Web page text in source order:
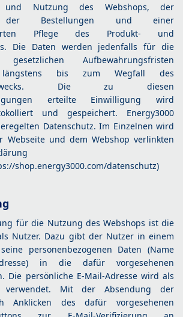
und Nutzung des Webshops, der
der Bestellungen und einer
Pflege des Produkt- und
Die Daten werden jedenfalls für die
Aufbewahrungsfristen
längstens bis zum Wegfall des
Die zu diesen
erteilte Einwilligung wird
und gespeichert. Energy3000
Datenschutz. Im Einzelnen wird
und dem Webshop verlinkten
shop.energy3000.com/datenschutz)
für die Nutzung des Webshops ist die
Nutzer. Dazu gibt der Nutzer in einem
personenbezogenen Daten (Name
in die dafür vorgesehenen
Die persönliche E‑Mail‑Adresse wird als
verwendet. Mit der Absendung der
Anklicken des dafür vorgesehenen